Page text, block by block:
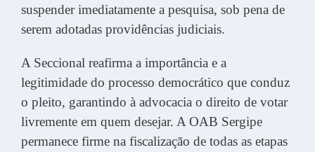
suspender imediatamente a pesquisa, sob pena de
serem adotadas providências judiciais.
A Seccional reafirma a importância e a
legitimidade do processo democrático que conduz
o pleito, garantindo à advocacia o direito de votar
livremente em quem desejar. A OAB Sergipe
permanece firme na fiscalização de todas as etapas